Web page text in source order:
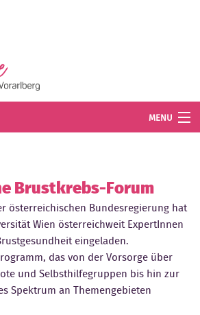
MENU
Brustkrebs-Forum
österreichischen Bundesregierung hat
Wien österreichweit ExpertInnen
eingeladen.
das von der Vorsorge über
und Selbsthilfegruppen bis hin zur
Spektrum an Themengebieten